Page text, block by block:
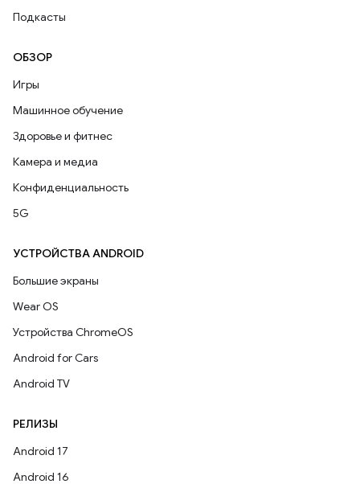
Подкасты
ОБЗОР
Игры
Машинное обучение
Здоровье и фитнес
Камера и медиа
Конфиденциальность
5G
УСТРОЙСТВА ANDROID
Большие экраны
Wear OS
Устройства ChromeOS
Android for Cars
Android TV
РЕЛИЗЫ
Android 17
Android 16